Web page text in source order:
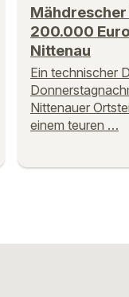
200.000
Nittenau
Ein technischer
Nittenauer
einem teuren …